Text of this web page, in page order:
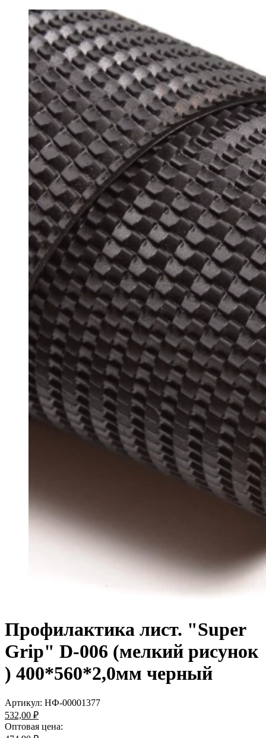
Профилактика лист. "Super
Grip" D-006 (мелкий рисунок
) 400*560*2,0мм черный
Артикул: НФ-00001377
532,00 ₽
Оптовая цена: